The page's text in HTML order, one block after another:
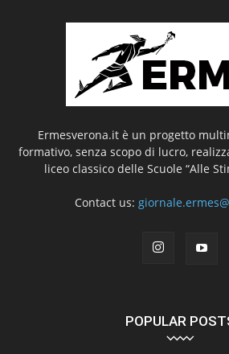
Ermesverona.it è un progetto
formativo, senza scopo di lucro,
liceo classico delle Scuole “Alle
Contact us:
POPULAR